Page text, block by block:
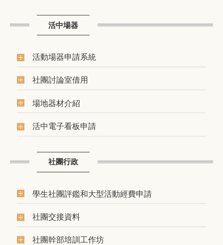
活中場器
活動場器申請系統
社團討論室借用
場地器材介紹
活中電子看板申請
社團行政
學生社團評鑑和大型活動經費申請
社團交接資料
社團幹部培訓工作坊